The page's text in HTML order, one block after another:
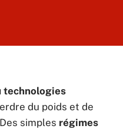
technologies
du poids et de
simples régimes